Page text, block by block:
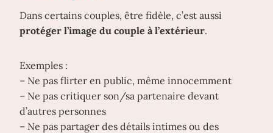
Dans certains couples, être fidèle, c’est aussi
protéger l’image du couple à l’extérieur.
Exemples :
– Ne pas flirter en public, même innocemment
– Ne pas critiquer son/sa partenaire devant
d’autres personnes
– Ne pas partager des détails intimes ou des